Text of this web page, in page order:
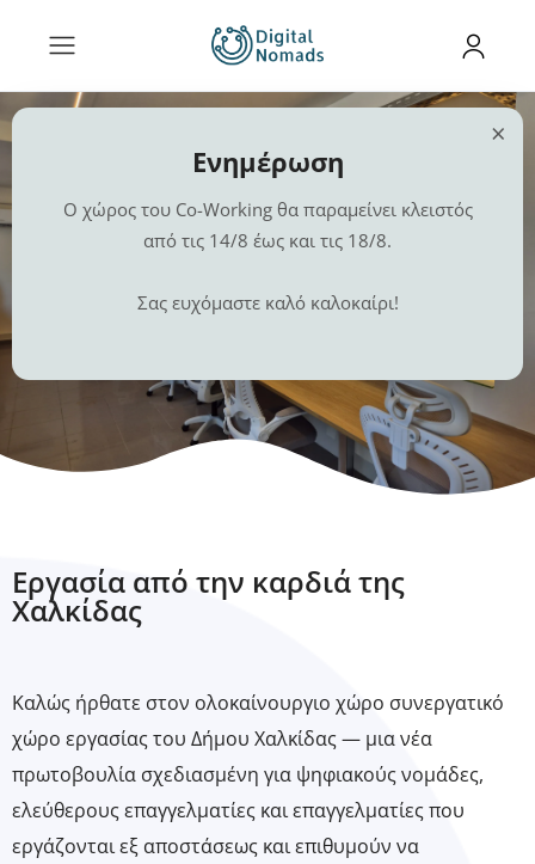
Εργασία, Διασύνδεση και
Δημιουργία
στο νέο Δημοτικό Χώρο Συνεργασίας της
Εργασία από την καρδιά της
Χαλκίδας
Καλώς ήρθατε στον ολοκαίνουργιο χώρο συνεργατικό
χώρο εργασίας του Δήμου Χαλκίδας — μια νέα
πρωτοβουλία σχεδιασμένη για ψηφιακούς νομάδες,
ελεύθερους επαγγελματίες και επαγγελματίες που
εργάζονται εξ αποστάσεως και επιθυμούν να
×
Ενημέρωση
Ο χώρος του Co-Working θα παραμείνει κλειστός
από τις 14/8 έως και τις 18/8.
Σας ευχόμαστε καλό καλοκαίρι!